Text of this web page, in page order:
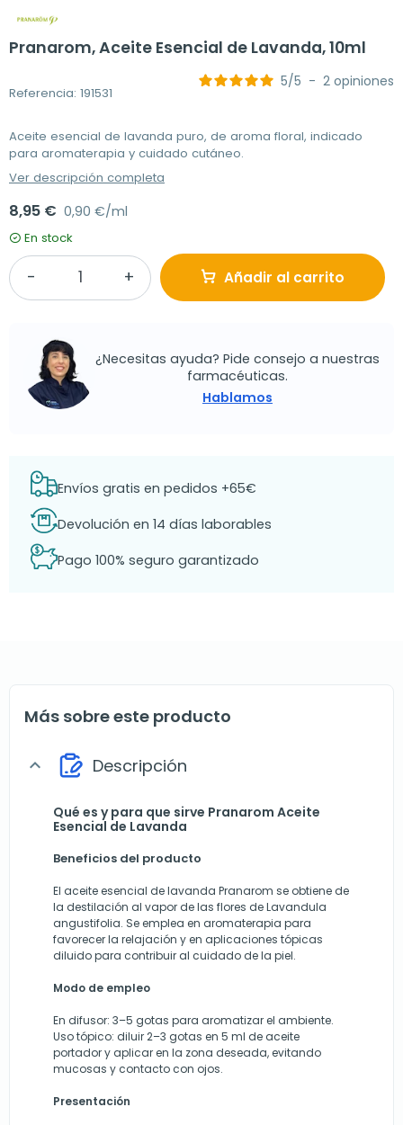
Pranarom, Aceite Esencial de Lavanda, 10ml
Referencia: 191531
5/5 - 2 opiniones
Aceite esencial de lavanda puro, de aroma floral, indicado
para aromaterapia y cuidado cutáneo.
Ver descripción completa
8,95 € 0,90 €/ml
En stock
Añadir al carrito
¿Necesitas ayuda? Pide consejo a nuestras
farmacéuticas.
Hablamos
Envíos gratis en pedidos +65€
Devolución en 14 días laborables
Pago 100% seguro garantizado
Más sobre este producto
expand_more Descripción
Qué es y para que sirve Pranarom Aceite
Esencial de Lavanda
Beneficios del producto
El aceite esencial de lavanda Pranarom se obtiene de
la destilación al vapor de las flores de Lavandula
angustifolia. Se emplea en aromaterapia para
favorecer la relajación y en aplicaciones tópicas
diluido para contribuir al cuidado de la piel.
Modo de empleo
En difusor: 3–5 gotas para aromatizar el ambiente.
Uso tópico: diluir 2–3 gotas en 5 ml de aceite
portador y aplicar en la zona deseada, evitando
mucosas y contacto con ojos.
Presentación